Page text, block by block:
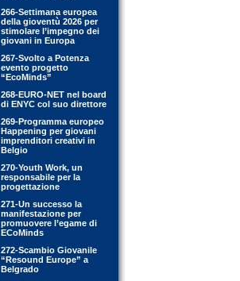
266-Settimana europea
della gioventù 2026 per
stimolare l’impegno dei
giovani in Europa
267-Svolto a Potenza
evento progetto
“EcoMinds”
268-EURO-NET nel board
di ENYC col suo direttore
269-Programma europeo
Happening per giovani
imprenditori creativi in
Belgio
270-Youth Work, un
responsabile per la
progettazione
271-Un successo la
manifestazione per
promuovere l’egame di
ECoMinds
272-Scambio Giovanile
“Resound Europe” a
Belgrado